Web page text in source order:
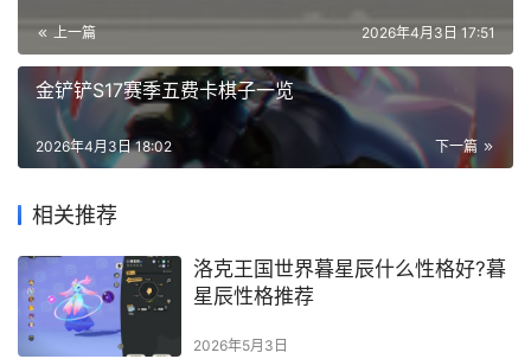
上一篇 2026年4月3日 17:51
金铲铲S17赛季五费卡棋子一览
下一篇
2026年4月3日 18:02
相关推荐
洛克王国世界暮星辰什么性格好?暮
星辰性格推荐
2026年5月3日